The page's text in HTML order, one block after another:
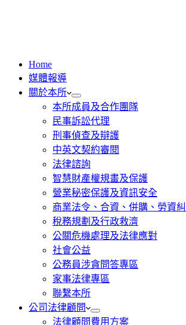
Home
媒體報導
關於本所
本所成員及合作團隊
民事訴訟代理
刑事偵查及辯護
中英文契約審閱
法律諮詢
智慧財產權規畫及保護
營業秘密保護及資訊安全
商業法令、合資、併購、勞資
稅務規劃及行政救濟
公關危機處理及法律應對
社會公益
公務員涉貪問答專區
家事法律專區
聯繫本所
公司法律顧問
法律顧問費用方案